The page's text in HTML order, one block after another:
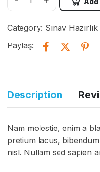
Add
Category: Sınav
Paylaş:
Description
Nam molestie, enim a
pretium lacus,
nisl. Nullam sed sapien